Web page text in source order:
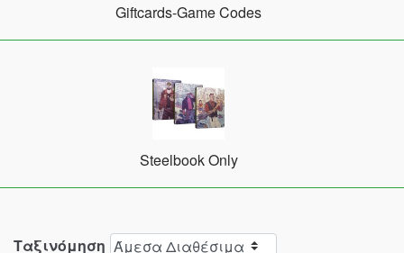
Giftcards-Game Codes
Steelbook Only
Ταξινόμηση